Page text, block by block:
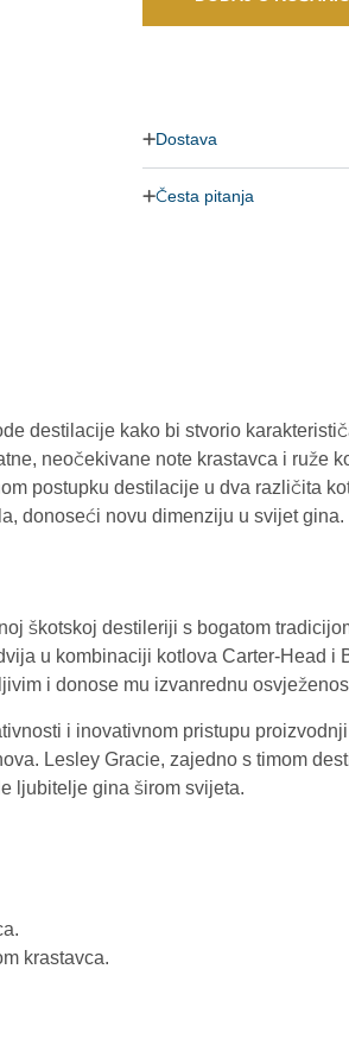
Dostava
Česta pitanja
destilacije kako bi stvorio
neočekivane note krastavca i ruže
postupku destilacije u dva različita
donoseći novu dimenziju u svijet gina.
škotskoj destileriji s bogatom
u kombinaciji kotlova Carter-Head
i donose mu izvanrednu
i inovativnom pristupu
Lesley Gracie, zajedno s timom
ljubitelje gina širom svijeta.
krastavca.